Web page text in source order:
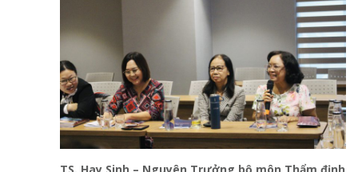
TS. Hay Sinh – Nguyên Trưởng bộ môn Thẩm định